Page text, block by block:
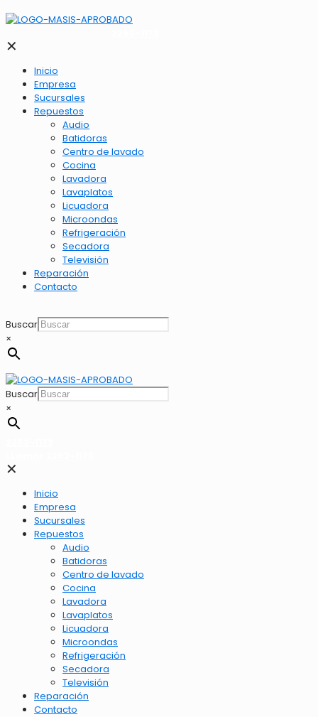
✕
Inicio
Empresa
Sucursales
Repuestos
Audio
Batidoras
Centro de lavado
Cocina
Lavadora
Lavaplatos
Licuadora
Microondas
Refrigeración
Secadora
Televisión
Reparación
Contacto
Buscar
×
Buscar
×
✕
Inicio
Empresa
Sucursales
Repuestos
Audio
Batidoras
Centro de lavado
Cocina
Lavadora
Lavaplatos
Licuadora
Microondas
Refrigeración
Secadora
Televisión
Reparación
Contacto